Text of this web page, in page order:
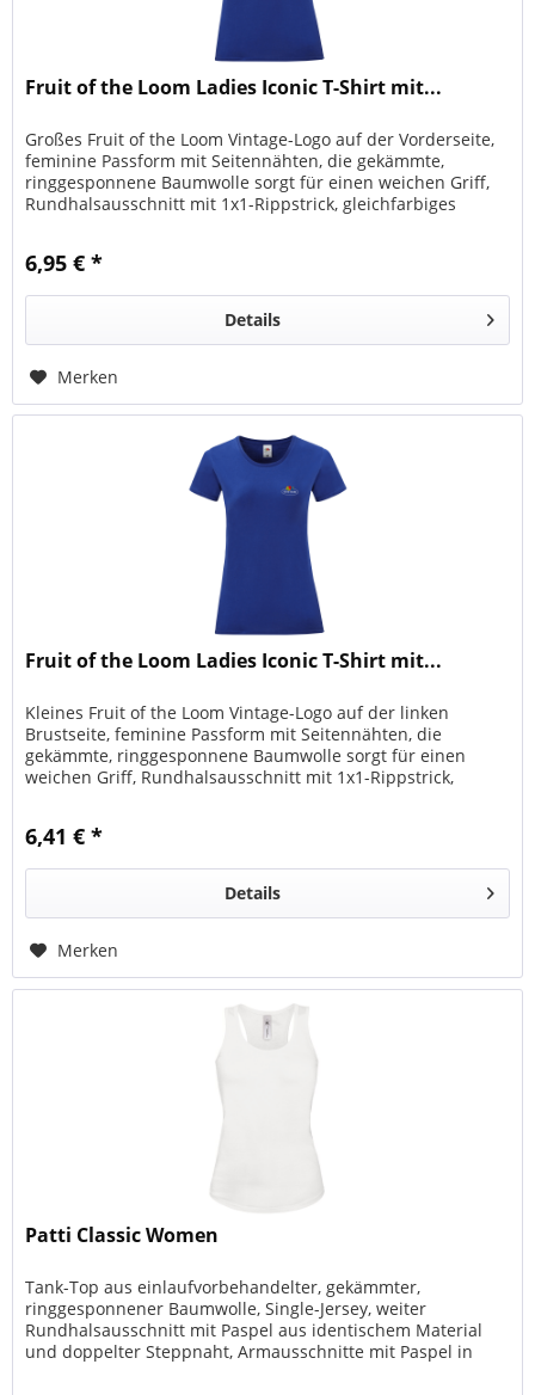
Fruit of the Loom Ladies Iconic T-Shirt mit...
Großes Fruit of the Loom Vintage-Logo auf der Vorderseite,
feminine Passform mit Seitennähten, die gekämmte,
ringgesponnene Baumwolle sorgt für einen weichen Griff,
Rundhalsausschnitt mit 1x1-Rippstrick, gleichfarbiges
6,95 € *
Details
Merken
Fruit of the Loom Ladies Iconic T-Shirt mit...
Kleines Fruit of the Loom Vintage-Logo auf der linken
Brustseite, feminine Passform mit Seitennähten, die
gekämmte, ringgesponnene Baumwolle sorgt für einen
weichen Griff, Rundhalsausschnitt mit 1x1-Rippstrick,
6,41 € *
Details
Merken
Patti Classic Women
Tank-Top aus einlaufvorbehandelter, gekämmter,
ringgesponnener Baumwolle, Single-Jersey, weiter
Rundhalsausschnitt mit Paspel aus identischem Material
und doppelter Steppnaht, Armausschnitte mit Paspel in